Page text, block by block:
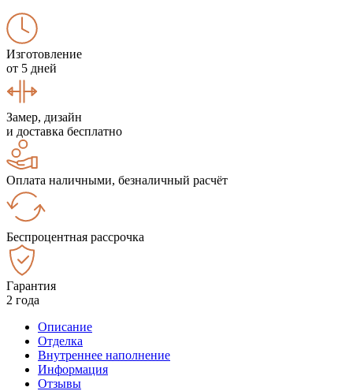
Изготовление
от 5 дней
Замер, дизайн
и доставка бесплатно
Оплата наличными, безналичный расчёт
Беспроцентная рассрочка
Гарантия
2 года
Описание
Отделка
Внутреннее наполнение
Информация
Отзывы